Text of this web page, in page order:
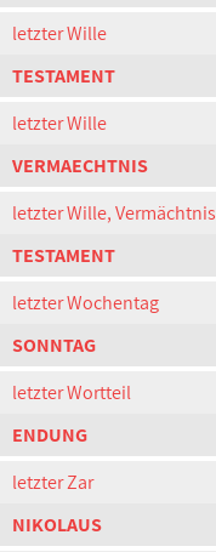
letzter Wille
TESTAMENT
letzter Wille
VERMAECHTNIS
letzter Wille, Vermächtnis
TESTAMENT
letzter Wochentag
SONNTAG
letzter Wortteil
ENDUNG
letzter Zar
NIKOLAUS